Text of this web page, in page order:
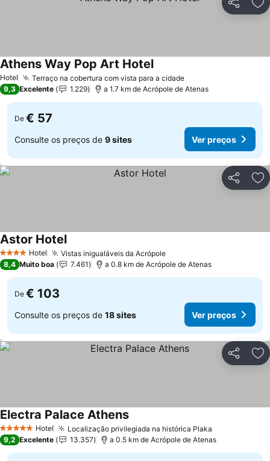
Partilhar
Hotel Terraço na cobertura com vista para a cidade
Athens Way Pop Art Hotel
9,3 Excelente 1.229 a 1.7 km de Acrópole de Atenas
De € 57
Consulte os preços de 9 sites Ver preços
Partilhar
4 EstrelasHotel Vistas inigualáveis da Acrópole
Astor Hotel
8,4 Muito boa 7.461 a 0.8 km de Acrópole de Atenas
De € 103
Consulte os preços de 18 sites Ver preços
Partilhar
5 Estrelas Hotel Localização privilegiada na histórica Plaka
Electra Palace Athens
9,2 Excelente 13.357 a 0.5 km de Acrópole de Atenas